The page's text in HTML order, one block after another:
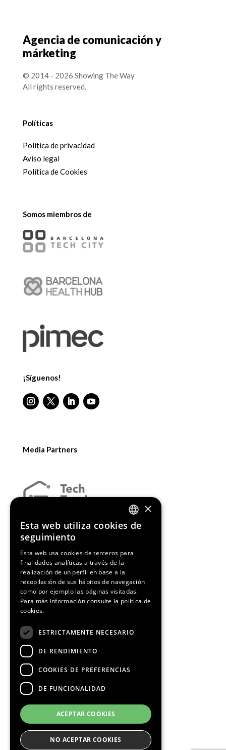
Agencia de comunicación y
márketing
© 2014 - 2026 Showing The Way
All rights reserved.
Políticas
Política de privacidad
Aviso legal
Política de Cookies
Somos miembros de
¡Síguenos!
Media Partners
ENGLISH
×
Esta web utiliza cookies de
seguimiento
Esta web usa cookies de terceros para
finalidades analíticas a través de la
realización de un perfil en base a la
recopilación de sus hábitos de navegación
como por ejemplo las páginas visitadas.
Para más información consulte la política de
cookies.
ESTRICTAMENTE NECESARIO
DE RENDIMIENTO
COOKIES DE PREFERENCIAS
DE FUNCIONALIDAD
ACEPTAR COOKIES
NO ACEPTAR COOKIES